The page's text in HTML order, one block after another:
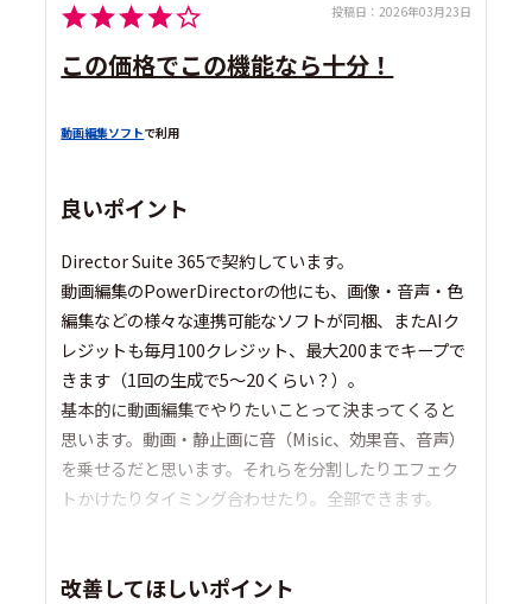
投稿日： 2026年03月23日
この価格でこの機能なら十分！
動画編集ソフトで利用
良いポイント
Director Suite 365で契約しています。
動画編集のPowerDirectorの他にも、画像・音声・色
編集などの様々な連携可能なソフトが同梱、またAIク
レジットも毎月100クレジット、最大200までキープで
きます（1回の生成で5～20くらい？）。
基本的に動画編集でやりたいことって決まってくると
思います。動画・静止画に音（Misic、効果音、音声）
を乗せるだと思います。それらを分割したりエフェク
トかけたりタイミング合わせたり。全部できます。
改善してほしいポイント